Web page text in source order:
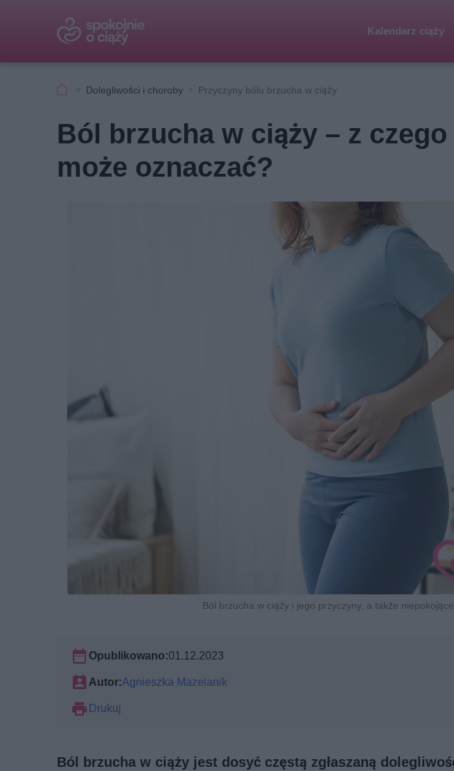
Kalendarz ciąży
Dolegliwości i choroby Przyczyny bólu brzucha w ciąży
Ból brzucha w ciąży – z
może oznaczać?
Ból brzucha w ciąży i jego przyczyny, a także
Opublikowano:01.12.2023
Autor:Agnieszka Mazelanik
Drukuj
Ból brzucha w ciąży jest dosyć częstą zgłaszaną